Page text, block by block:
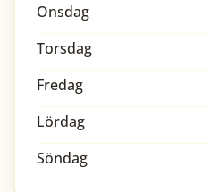
Onsdag
Torsdag
Fredag
Lördag
Söndag